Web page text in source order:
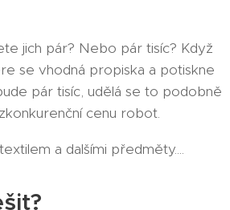
jich pár? Nebo pár tisíc? Když
se vhodná propiska a potiskne
pár tisíc, udělá se to podobně
cenu robot.
a dalšími předměty....